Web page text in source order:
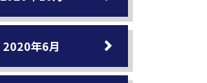
2020年6月